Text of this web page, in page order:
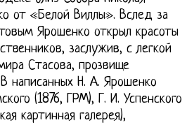
от «Белой Виллы». Вслед за
Ярошенко открыл красоты
заслужив, с легкой
Стасова, прозвище
написанных Н. А. Ярошенко
(1876, ГРМ), Г. И. Успенского
картинная галерея),